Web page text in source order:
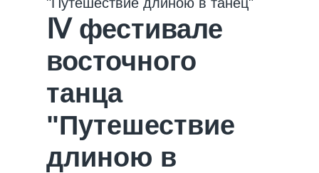
Ⅳ фестивале
восточного
танца
"Путешествие
длиною в